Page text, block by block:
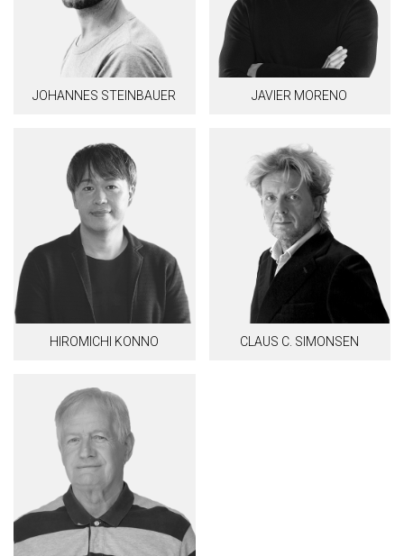
JOHANNES STEINBAUER JAVIER MORENO
HIROMICHI KONNO CLAUS C. SIMONSEN